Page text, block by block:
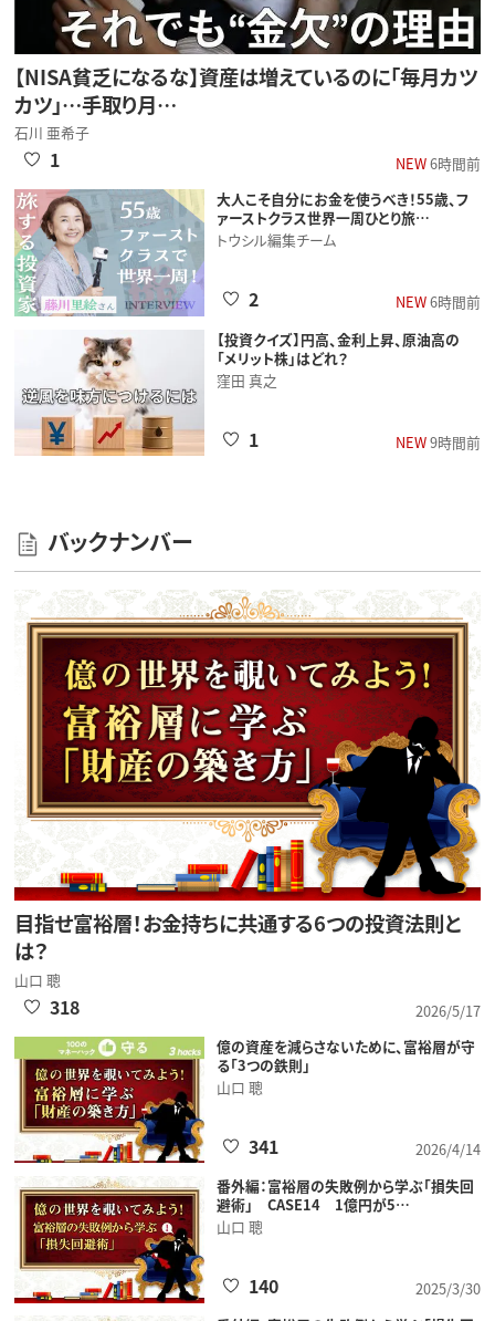
【NISA貧乏になるな】資産は増えているのに「毎月カツ
カツ」…手取り月…
石川 亜希子
NEW6時間前
1
大人こそ自分にお金を使うべき！55歳、フ
ァーストクラス世界一周ひとり旅…
トウシル編集チーム
NEW6時間前
2
【投資クイズ】円高、金利上昇、原油高の
「メリット株」はどれ？
窪田 真之
NEW9時間前
1
バックナンバー
目指せ富裕層！お金持ちに共通する6つの投資法則と
は？
山口 聰
2026/5/17
318
億の資産を減らさないために、富裕層が守
る「3つの鉄則」
山口 聰
2026/4/14
341
番外編：富裕層の失敗例から学ぶ「損失回
避術」 CASE14 1億円が5…
山口 聰
2025/3/30
140